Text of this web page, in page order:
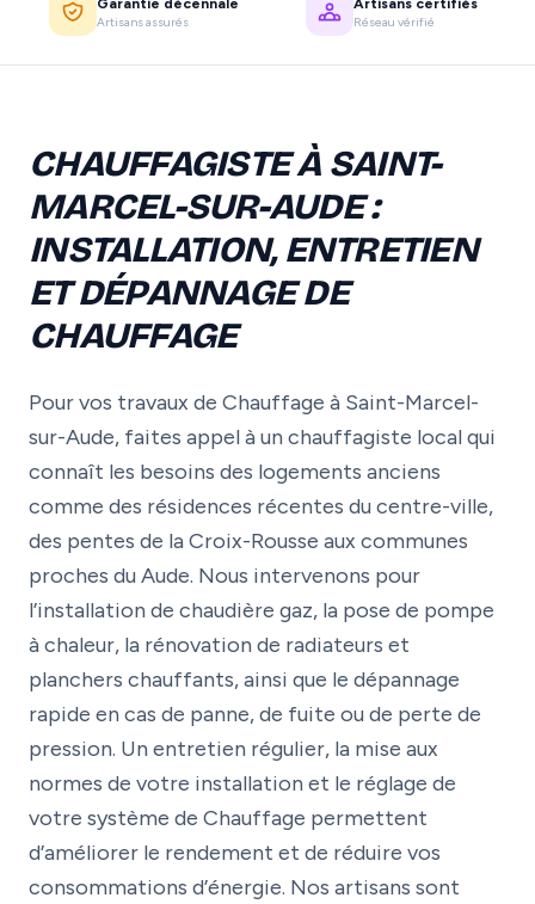
Artisans assurés Réseau vérifié
CHAUFFAGISTE À SAINT-
MARCEL-SUR-AUDE :
INSTALLATION, ENTRETIEN
ET DÉPANNAGE DE
CHAUFFAGE
Pour vos travaux de Chauffage à Saint-Marcel-
sur-Aude, faites appel à un chauffagiste local qui
connaît les besoins des logements anciens
comme des résidences récentes du centre-ville,
des pentes de la Croix-Rousse aux communes
proches du Aude. Nous intervenons pour
l’installation de chaudière gaz, la pose de pompe
à chaleur, la rénovation de radiateurs et
planchers chauffants, ainsi que le dépannage
rapide en cas de panne, de fuite ou de perte de
pression. Un entretien régulier, la mise aux
normes de votre installation et le réglage de
votre système de Chauffage permettent
d’améliorer le rendement et de réduire vos
consommations d’énergie. Nos artisans sont